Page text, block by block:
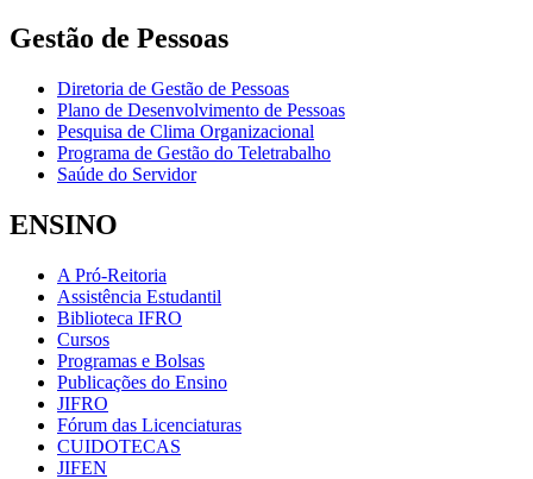
Gestão de Pessoas
Diretoria de Gestão de Pessoas
Plano de Desenvolvimento de Pessoas
Pesquisa de Clima Organizacional
Programa de Gestão do Teletrabalho
Saúde do Servidor
ENSINO
A Pró-Reitoria
Assistência Estudantil
Biblioteca IFRO
Cursos
Programas e Bolsas
Publicações do Ensino
JIFRO
Fórum das Licenciaturas
CUIDOTECAS
JIFEN